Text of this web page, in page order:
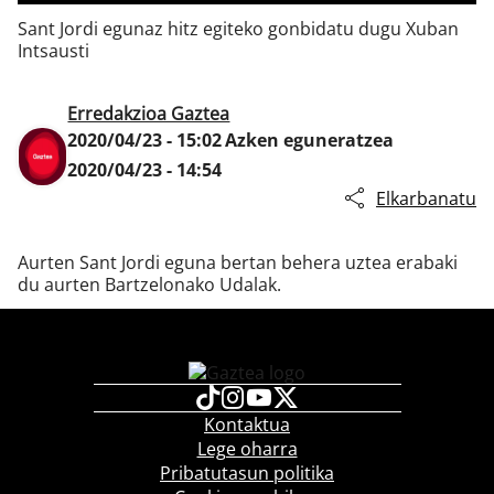
Sant Jordi egunaz hitz egiteko gonbidatu dugu Xuban
Intsausti
Erredakzioa Gaztea
2020/04/23 - 15:02Azken eguneratzea
2020/04/23 - 14:54
Elkarbanatu
Aurten Sant Jordi eguna bertan behera uztea erabaki
du aurten Bartzelonako Udalak.
Kontaktua
Lege oharra
Pribatutasun politika